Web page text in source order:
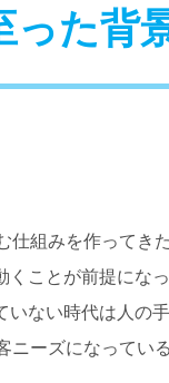
った背
組みを作ってき
ことが前提にな
ない時代は人の
ニーズになってい